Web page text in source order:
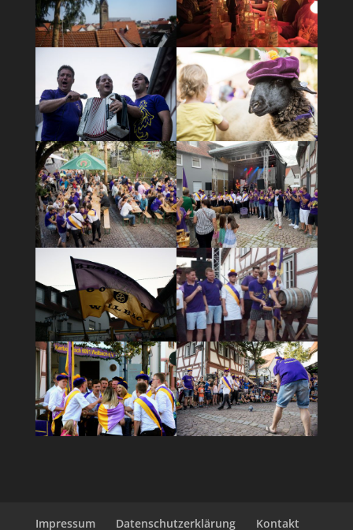
Impressum Datenschutzerklärung Kontakt